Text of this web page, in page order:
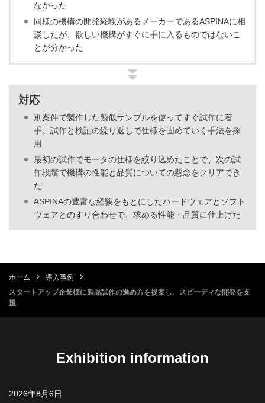
なかった
同様の機構の開発経験があるメーカーであるASPINAに相
談したが、欲しい機構がすぐに手に入るものではないこ
とが分かった
対応
別案件で製作した類似サンプルを使ってすぐ試作に着
手。試作と検証の繰り返しで仕様を固めていく手法を採
用
最初の試作でモータの仕様を絞り込めたことで、次の試
作段階で機構の性能と品質についての懸念をクリアでき
た
ASPINAの豊富な経験をもとにしたハードウェアとソフト
ウェアとのすり合わせで、求める性能・品質に仕上げた
ホーム
導入事例
スタートアップ企業様に製品試作の進め方を提案し、スピーディな開発を支
援
Exhibition information
2026年8月6日